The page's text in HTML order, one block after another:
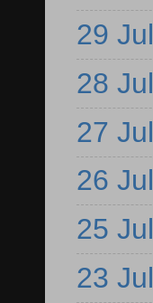
29 Jul
28 Jul
27 Jul
26 Jul
25 Jul
23 Jul